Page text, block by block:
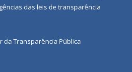
das leis de transparência
da Transparência Pública